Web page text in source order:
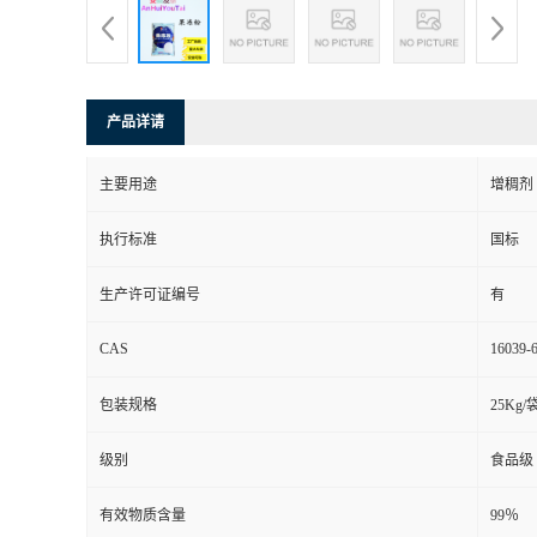
产品详请
主要用途 增稠剂
执行标准 国标
生产许可证编号 有
CAS 16039-
包装规格 25Kg/
级别 食品级
有效物质含量 99％